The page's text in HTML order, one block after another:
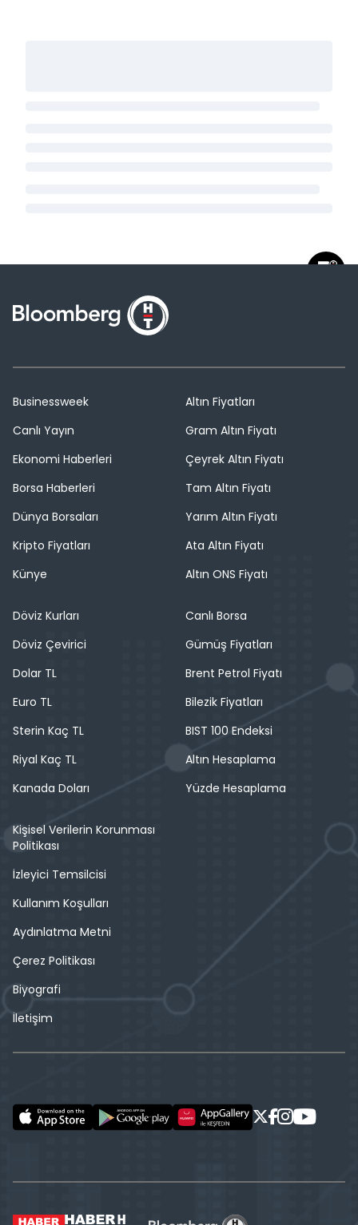
Businessweek
Canlı Yayın
Ekonomi Haberleri
Borsa Haberleri
Dünya Borsaları
Kripto Fiyatları
Künye
Altın Fiyatları
Gram Altın Fiyatı
Çeyrek Altın Fiyatı
Tam Altın Fiyatı
Yarım Altın Fiyatı
Ata Altın Fiyatı
Altın ONS Fiyatı
Döviz Kurları
Döviz Çevirici
Dolar TL
Euro TL
Sterin Kaç TL
Riyal Kaç TL
Kanada Doları
Canlı Borsa
Gümüş Fiyatları
Brent Petrol Fiyatı
Bilezik Fiyatları
BIST 100 Endeksi
Altın Hesaplama
Yüzde Hesaplama
Kişisel Verilerin Korunması
Politikası
İzleyici Temsilcisi
Kullanım Koşulları
Aydınlatma Metni
Çerez Politikası
Biyografi
İletişim